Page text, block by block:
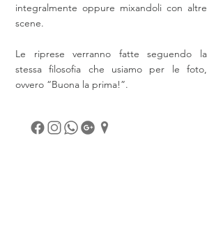
integralmente oppure mixandoli con altre
scene.
Le riprese verranno fatte seguendo la
stessa filosofia che usiamo per le foto,
ovvero “Buona la prima!”.